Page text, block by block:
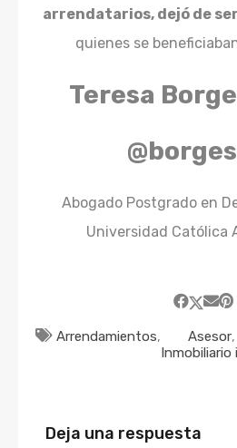
arrendatarios, dejó de
quienes se
Teresa
Abogado Postgrado en
Universidad Católica
Arrendamientos,
Asesor
Inmobiliario
,
Deja una respuesta